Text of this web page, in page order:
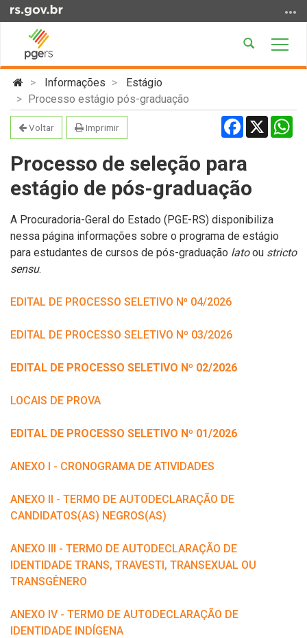
para
conteúdo
Ir
para
menu
para
busca
Abrir
Início
conteúdo
Informações
Estágio
Processo estágio pós-graduação
Voltar Imprimir Facebook
X
Processo de seleção para
estágio de pós-graduação
A Procuradoria-Geral do Estado (PGE-RS) disponibiliza
nessa página informações sobre o programa de estágio
para estudantes de cursos de pós-graduação latoou stricto
sensu.
EDITAL DE PROCESSO SELETIVO N⁰ 04/2026
EDITAL DE PROCESSO SELETIVO Nº 03/2026
EDITAL DE PROCESSO SELETIVO Nº 02/2026
LOCAIS DE PROVA
EDITAL DE PROCESSO SELETIVO Nº 01/2026
ANEXO I - CRONOGRAMA DE ATIVIDADES
ANEXO II - TERMO DE AUTODECLARAÇÃO DE
CANDIDATOS(AS) NEGROS(AS)
ANEXO III - TERMO DE AUTODECLARAÇÃO DE
IDENTIDADE TRANS, TRAVESTI, TRANSEXUAL OU
TRANSGÊNERO
ANEXO IV - TERMO DE AUTODECLARAÇÃO DE
IDENTIDADE INDÍGENA